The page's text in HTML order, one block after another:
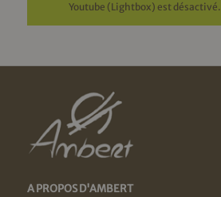
Youtube (Lightbox) est désactivé.
A PROPOS D'AMBERT